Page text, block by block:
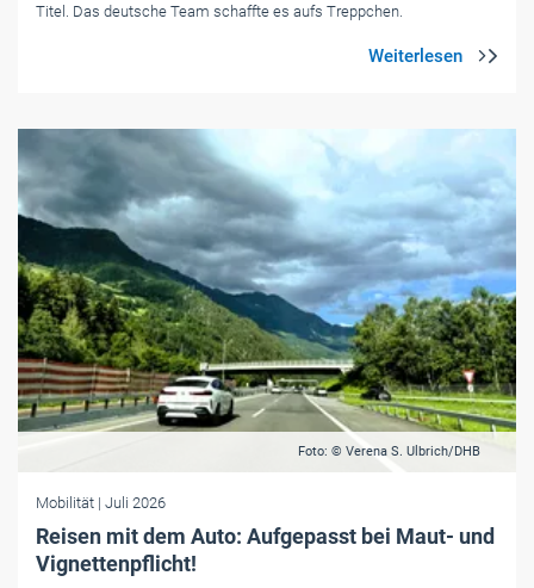
Titel. Das deutsche Team schaffte es aufs Treppchen.
Foto: © Verena S. Ulbrich/DHB
Mobilität | Juli 2026
Reisen mit dem Auto: Aufgepasst bei Maut- und
Vignettenpflicht!